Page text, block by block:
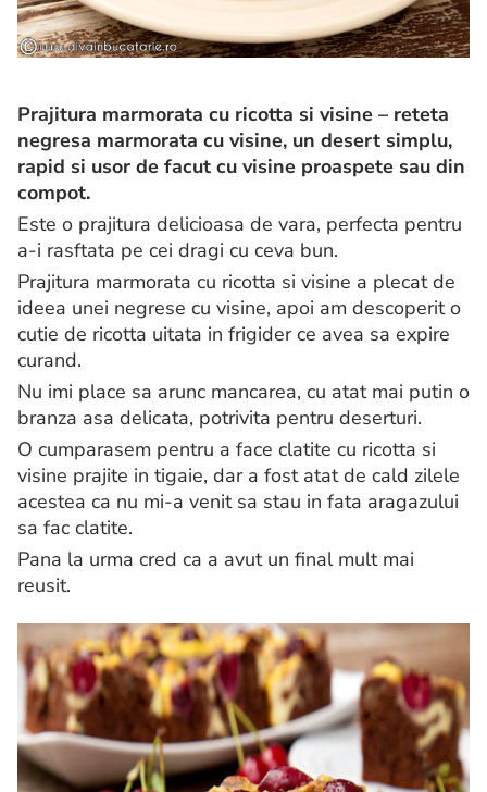
Prajitura marmorata cu ricotta si visine – reteta
negresa marmorata cu visine, un desert simplu,
rapid si usor de facut cu visine proaspete sau din
compot.
Este o prajitura delicioasa de vara, perfecta pentru
a-i rasftata pe cei dragi cu ceva bun.
Prajitura marmorata cu ricotta si visine a plecat de
ideea unei negrese cu visine, apoi am descoperit o
cutie de ricotta uitata in frigider ce avea sa expire
curand.
Nu imi place sa arunc mancarea, cu atat mai putin o
branza asa delicata, potrivita pentru deserturi.
O cumparasem pentru a face clatite cu ricotta si
visine prajite in tigaie, dar a fost atat de cald zilele
acestea ca nu mi-a venit sa stau in fata aragazului
sa fac clatite.
Pana la urma cred ca a avut un final mult mai
reusit.